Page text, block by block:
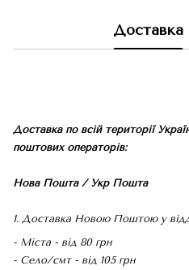
Доставка
Доставка по всій території
поштових операторів:
Нова Пошта / Укр Пошта
1. Доставка Новою Поштою у
- Міста - від 80 грн
- Село/смт - від 105 грн